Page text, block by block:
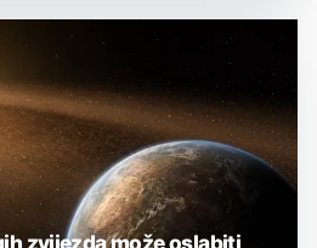
zvijezda može oslabiti